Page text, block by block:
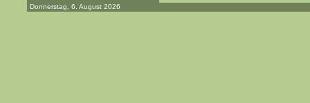
Donnerstag, 6. August 2026